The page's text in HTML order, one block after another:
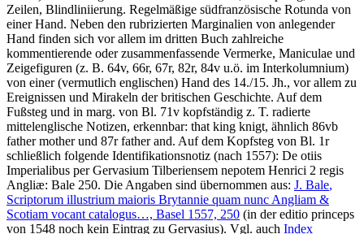
Zeilen, Blindliniierung. Regelmäßige südfranzösische Rotunda von
einer Hand. Neben den rubrizierten Marginalien von anlegender
Hand finden sich vor allem im dritten Buch zahlreiche
kommentierende oder zusammenfassende Vermerke, Maniculae und
Zeigefiguren (z. B. 64v, 66r, 67r, 82r, 84v u.ö. im Interkolumnium)
von einer (vermutlich englischen) Hand des 14./15. Jh., vor allem zu
Ereignissen und Mirakeln der britischen Geschichte. Auf dem
Fußsteg und in marg. von Bl. 71v kopfständig z. T. radierte
mittelenglische Notizen, erkennbar: that king knigt, ähnlich 86vb
father motherund 87rfather and. Auf dem Kopfsteg von Bl. 1r
schließlich folgende Identifikationsnotiz (nach 1557): De otiis
Imperialibus per Gervasium Tilberiensem nepotem Henrici 2 regis
Angliæ: Bale 250. Die Angaben sind übernommen aus: J. Bale,
Scriptorum illustrium maioris Brytannie quam nunc Angliam &
Scotiam vocant catalogus…, Basel 1557, 250 (in der editio princeps
von 1548 noch kein Eintrag zu Gervasius). Vgl. auch Index